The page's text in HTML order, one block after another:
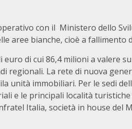
con il Ministero dello
aree bianche, cioè a fallimento
di cui 86,4 milioni a valere
regionali. La rete di nuova
unità immobiliari. Per le sedi
e le principali località
Italia, società in house del